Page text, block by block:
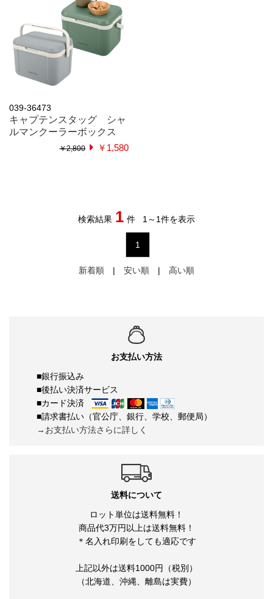
039-36473
キャプテンスタッグ シャ
ルマンクーラーボックス
￥2,800 ￥1,580
検索結果 1 件 1 ～ 1件を表示
1
新着順 | 安い順 | 高い順
お支払い方法
■銀行振込み
■後払い決済サービス
■カード決済
■請求書払い（官公庁、銀行、学校、郵便局）
→お支払い方法さらに詳しく
送料について
ロット単位は送料無料！
商品代3万円以上は送料無料！
＊名入れ印刷をしても適応です
上記以外は送料1000円（税別）
（北海道、沖縄、離島は実費）